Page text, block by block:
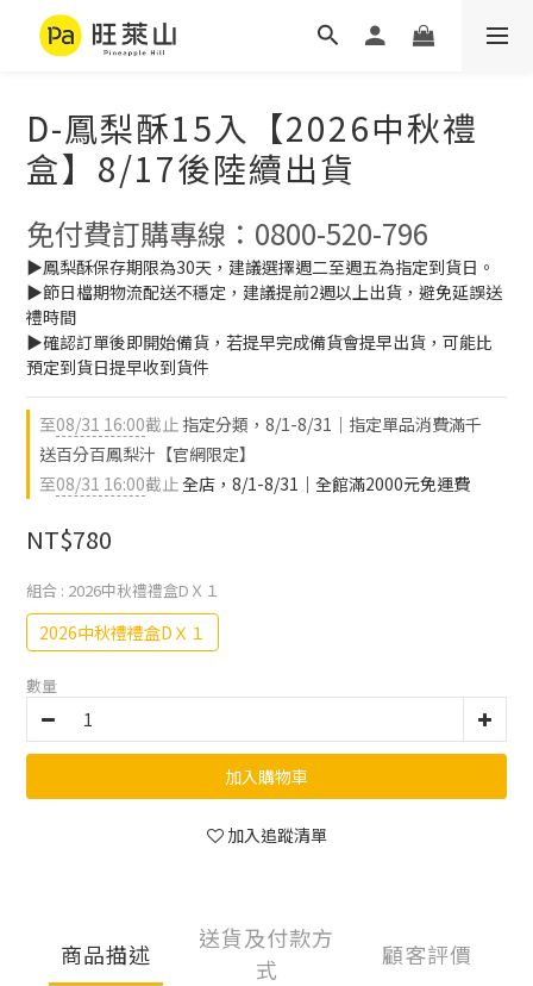
D-鳳梨酥15入【2026中秋禮
盒】8/17後陸續出貨
免付費訂購專線：0800-520-796
▶鳳梨酥保存期限為30天，建議選擇週二至週五為指定到貨日。
▶節日檔期物流配送不穩定，建議提前2週以上出貨，避免延誤送
禮時間
▶確認訂單後即開始備貨，若提早完成備貨會提早出貨，可能比
預定到貨日提早收到貨件
至08/31 16:00截止 指定分類，8/1-8/31｜指定單品消費滿千
送百分百鳳梨汁【官網限定】
至08/31 16:00截止全店，8/1-8/31｜全館滿2000元免運費
NT$780
組合 : 2026中秋禮禮盒DＸ１
2026中秋禮禮盒DＸ１
數量
加入購物車
加入追蹤清單
商品描述
送貨及付款方
式
顧客評價